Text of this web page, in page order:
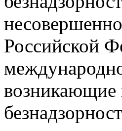
Российской
возникающие